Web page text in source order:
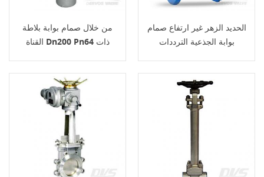
من خلال صمام بوابة بلاطة
القناة Dn200 Pn64 ذات
الحديد الزهر غير ارتفاع صمام
بوابة الجذعية الترددات